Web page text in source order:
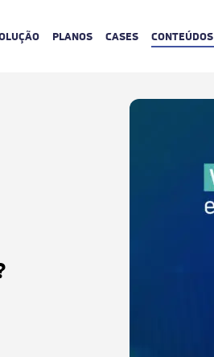
PLANOS CASES CONTEÚDOS